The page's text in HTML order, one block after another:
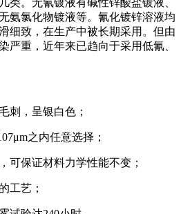
氨氯化物镀液等。氰化镀锌溶液均
细致，在生产中被长期采用。但由
严重，近年来已趋向于采用低氰、
刺，呈银白色；
之内任意选择；
可保证材料力学性能不变；
工艺；